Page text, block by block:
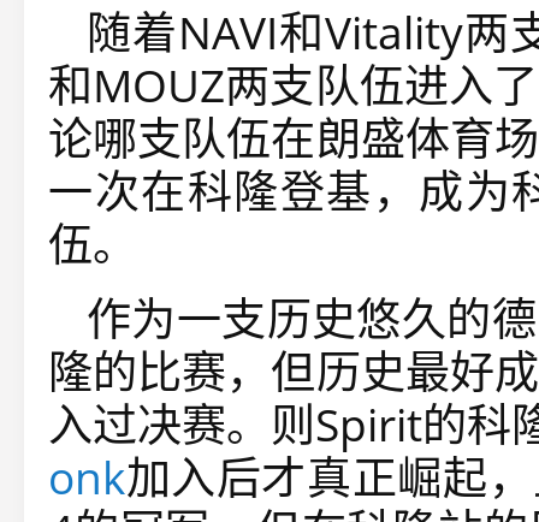
随着NAVI和Vitality两
和MOUZ两支队伍进入
论哪支队伍在朗盛体育
一次在科隆登基，成为
伍。
作为一支历史悠久的
隆的比赛，但历史最好
入过决赛。则Spirit的科
onk加入后才真正崛起